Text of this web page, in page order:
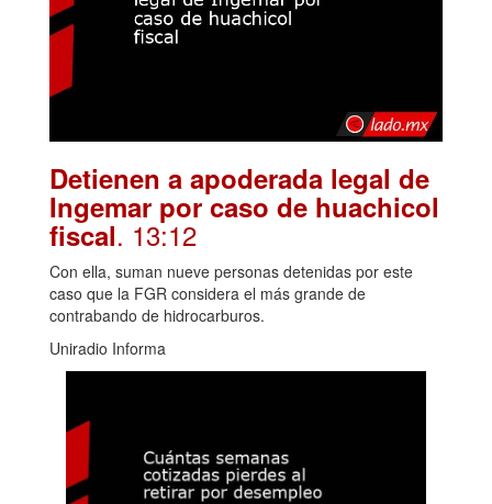
Detienen a apoderada legal de
Ingemar por caso de huachicol
fiscal. 13:12
Con ella, suman nueve personas detenidas por este
caso que la FGR considera el más grande de
contrabando de hidrocarburos.
Uniradio Informa